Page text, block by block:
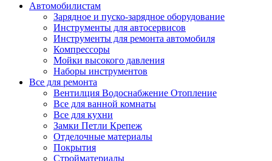
Автомобилистам
Зарядное и пуско-зарядное оборудование
Инструменты для автосервисов
Инструменты для ремонта автомобиля
Компрессоры
Мойки высокого давления
Наборы инструментов
Все для ремонта
Вентилция Водоснабжение Отопление
Все для ванной комнаты
Все для кухни
Замки Петли Крепеж
Отделочные материалы
Покрытия
Стройматериалы